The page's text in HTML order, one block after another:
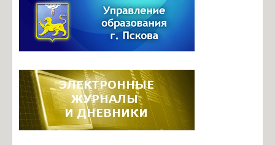
Итоговая аттестация
Инновационная деятельность
Инновационные площадки школы
Фотогалерея
Видеоархив
Задать вопрос по работе ЭЖ
Информация о ЕГИССО